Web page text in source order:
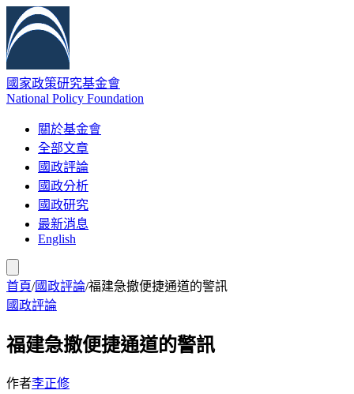
國家政策研究基金會
National Policy Foundation
關於基金會
全部文章
國政評論
國政分析
國政研究
最新消息
English
首頁/國政評論/福建急撤便捷通道的警訊
國政評論
福建急撤便捷通道的警訊
作者李正修